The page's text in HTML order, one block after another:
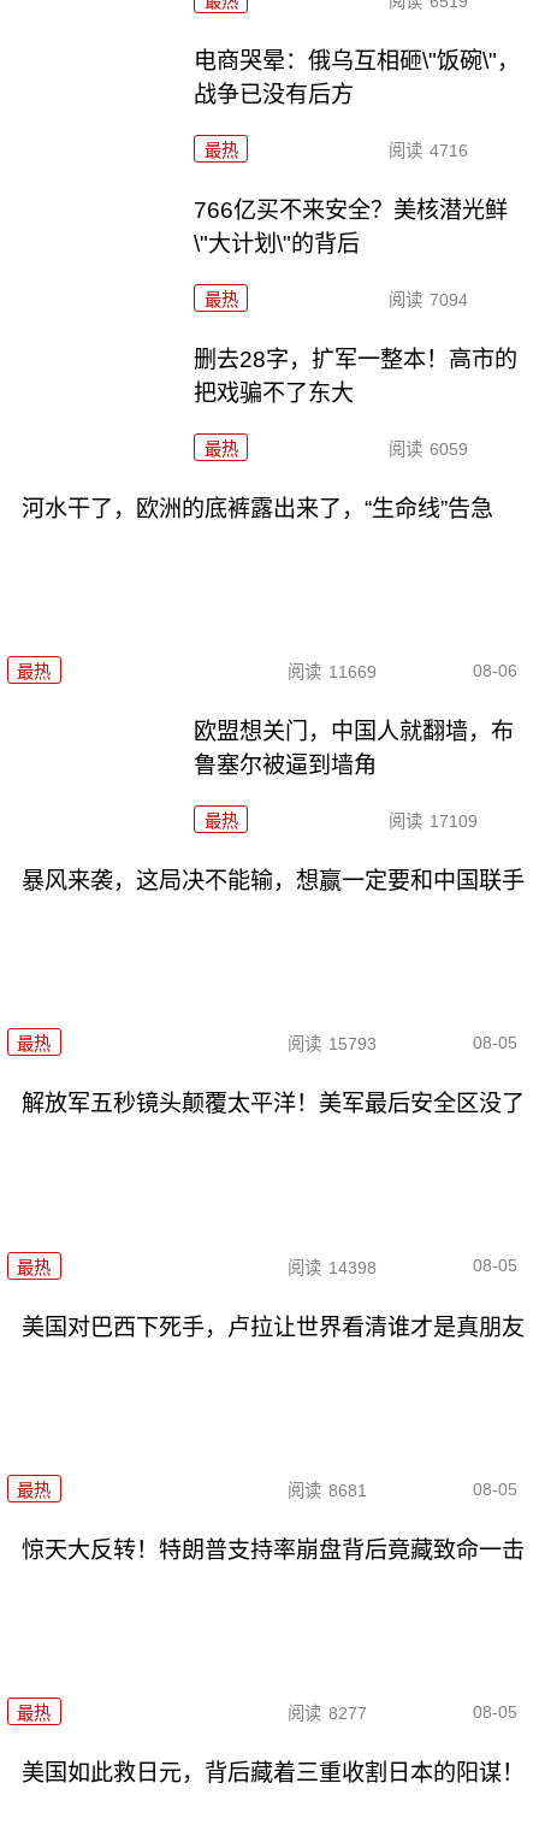
电商哭晕：俄乌互相砸\"饭碗\"，
战争已没有后方
最热 阅读 4716
766亿买不来安全？美核潜光鲜
\"大计划\"的背后
最热 阅读 7094
删去28字，扩军一整本！高市的
把戏骗不了东大
最热 阅读 6059
河水干了，欧洲的底裤露出来了，“生命线”告急
最热 阅读 11669 08-06
欧盟想关门，中国人就翻墙，布
鲁塞尔被逼到墙角
最热 阅读 17109
暴风来袭，这局决不能输，想赢一定要和中国联手
最热 阅读 15793 08-05
解放军五秒镜头颠覆太平洋！美军最后安全区没了
最热 阅读 14398 08-05
美国对巴西下死手，卢拉让世界看清谁才是真朋友
最热 阅读 8681 08-05
惊天大反转！特朗普支持率崩盘背后竟藏致命一击
最热 阅读 8277 08-05
美国如此救日元，背后藏着三重收割日本的阳谋！